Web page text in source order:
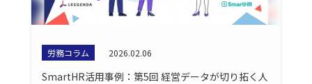
労務コラム 2026.02.06
SmartHR活用事例：第5回 経営データが切り拓く人